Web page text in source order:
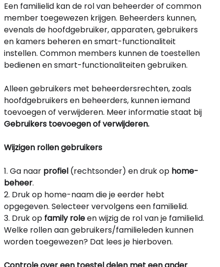
Een familielid kan de rol van beheerder of common
member toegewezen krijgen. Beheerders kunnen,
evenals de hoofdgebruiker, apparaten, gebruikers
en kamers beheren en smart-functionaliteit
instellen. Common members kunnen de toestellen
bedienen en smart-functionaliteiten gebruiken.
Alleen gebruikers met beheerdersrechten, zoals
hoofdgebruikers en beheerders, kunnen iemand
toevoegen of verwijderen. Meer informatie staat bij
Gebruikers toevoegen of verwijderen.
Wijzigen rollen gebruikers
1. Ga naar profiel (rechtsonder) en druk op home-
beheer.
2. Druk op home-naam die je eerder hebt
opgegeven. Selecteer vervolgens een familielid.
3. Druk op family roleen wijzig de rol van je familielid.
Welke rollen aan gebruikers/familieleden kunnen
worden toegewezen? Dat lees je hierboven.